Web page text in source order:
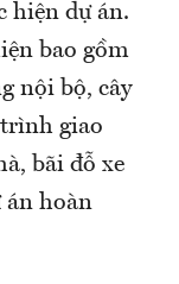
hiện dự án.
bao gồm
nội bộ, cây
giao
bãi đỗ xe
hoàn